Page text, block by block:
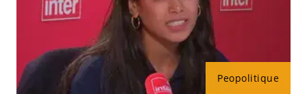
Peopolitique